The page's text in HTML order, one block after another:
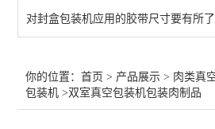
对封盒包装机应用的胶带尺寸要有所
你的位置：首页 > 产品展示 > 肉类真
包装机 >双室真空包装机包装肉制品